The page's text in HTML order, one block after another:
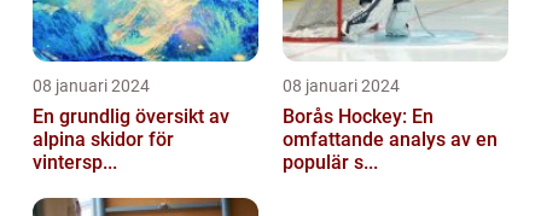
08 januari 2024
En grundlig översikt av
alpina skidor för
vintersp...
08 januari 2024
Borås Hockey: En
omfattande analys av en
populär s...